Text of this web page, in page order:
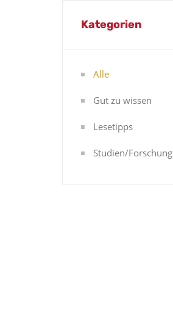
Kategorien
Alle
Gut zu wissen
Lesetipps
Studien/Forschung